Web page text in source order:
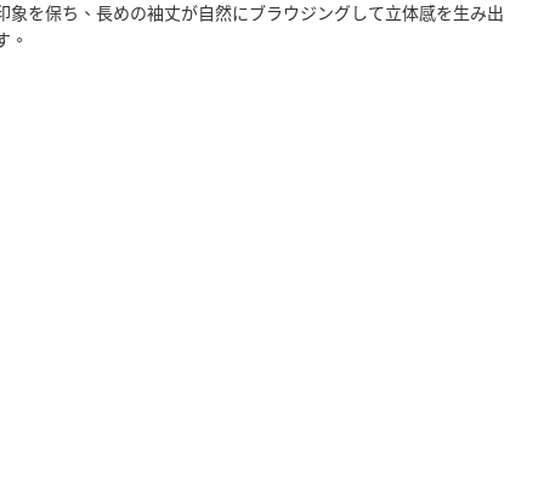
を保ち、長めの袖丈が自然にブラウジングして立体感を生み出
。